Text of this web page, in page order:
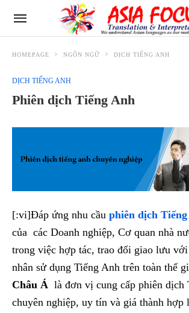
HOMEPAGE NGÔN NGỮ DỊCH TIẾNG ANH
DỊCH TIẾNG ANH
Phiên dịch Tiếng Anh
[:vi]Đáp ứng nhu cầu phiên dịch
của các Doanh nghiệp, Cơ quan nhà
trong việc hợp tác, trao đổi giao lưu
nhân sử dụng Tiếng Anh trên toàn thế
Châu Á là đơn vị cung cấp phiên dịch
chuyên nghiệp, uy tín và giá thành